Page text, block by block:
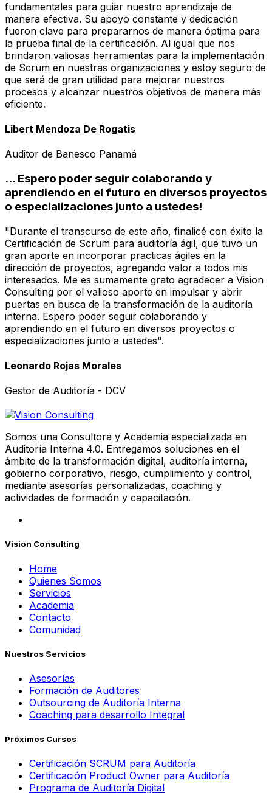
fundamentales para guiar nuestro aprendizaje de
manera efectiva. Su apoyo constante y dedicación
fueron clave para prepararnos de manera óptima para
la prueba final de la certificación. Al igual que nos
brindaron valiosas herramientas para la implementación
de Scrum en nuestras organizaciones y estoy seguro de
que será de gran utilidad para mejorar nuestros
procesos y alcanzar nuestros objetivos de manera más
eficiente.
Libert Mendoza De Rogatis
Auditor de Banesco Panamá
... Espero poder seguir colaborando y
aprendiendo en el futuro en diversos proyectos
o especializaciones junto a ustedes!
"Durante el transcurso de este año, finalicé con éxito la
Certificación de Scrum para auditoría ágil, que tuvo un
gran aporte en incorporar practicas ágiles en la
dirección de proyectos, agregando valor a todos mis
interesados. Me es sumamente grato agradecer a Vision
Consulting por el valioso aporte en impulsar y abrir
puertas en busca de la transformación de la auditoría
interna. Espero poder seguir colaborando y
aprendiendo en el futuro en diversos proyectos o
especializaciones junto a ustedes".
Leonardo Rojas Morales
Gestor de Auditoría - DCV
Somos una Consultora y Academia especializada en
Auditoría Interna 4.0. Entregamos soluciones en el
ámbito de la transformación digital, auditoría interna,
gobierno corporativo, riesgo, cumplimiento y control,
mediante asesorías personalizadas, coaching y
actividades de formación y capacitación.
Vision Consulting
Home
Quienes Somos
Servicios
Academia
Contacto
Comunidad
Nuestros Servicios
Asesorías
Formación de Auditores
Outsourcing de Auditoría Interna
Coaching para desarrollo Integral
Próximos Cursos
Certificación SCRUM para Auditoría
Certificación Product Owner para Auditoría
Programa de Auditoría Digital